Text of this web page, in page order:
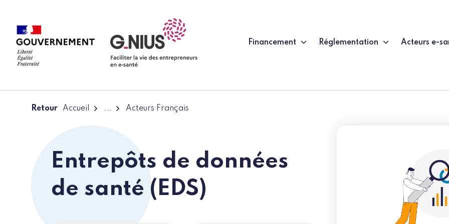
Financement Réglementation Acteurs e-
Retour Accueil ... Acteurs Français
Entrepôts de données
de santé (EDS)